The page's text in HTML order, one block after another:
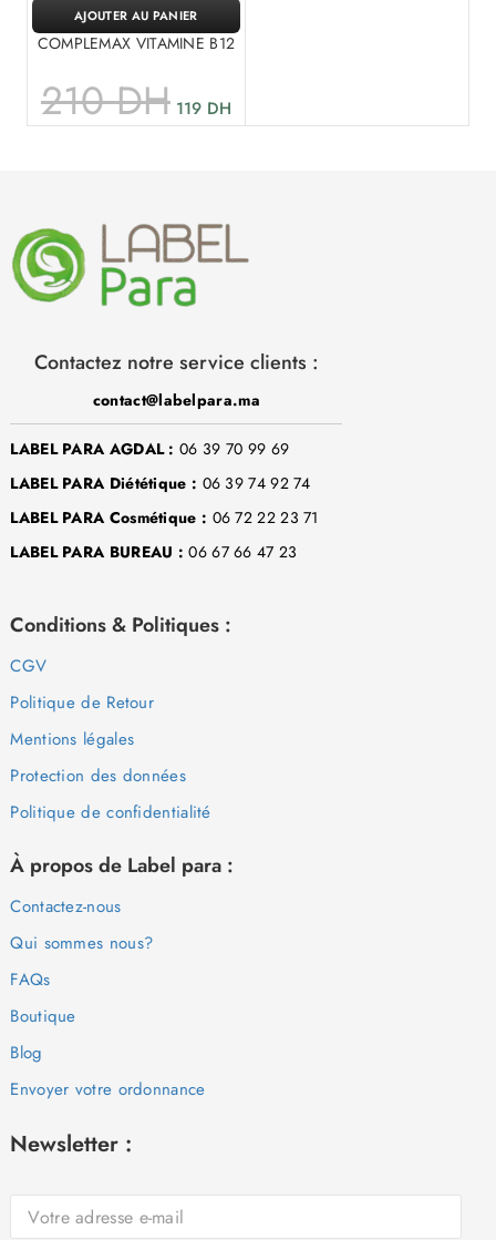
COMPLEMAX VITAMINE B12
210DH 119 DH
AJOUTER AU PANIER
Contactez notre service clients :
contact@labelpara.ma
LABEL PARA AGDAL : 06 39 70 99 69
LABEL PARA Diététique : 06 39 74 92 74
LABEL PARA Cosmétique : 06 72 22 23 71
LABEL PARA BUREAU : 06 67 66 47 23
Conditions & Politiques :
CGV
Politique de Retour
Mentions légales
Protection des données
Politique de confidentialité
À propos de Label para :
Contactez-nous
Qui sommes nous?
FAQs
Boutique
Blog
Envoyer votre ordonnance
Newsletter :